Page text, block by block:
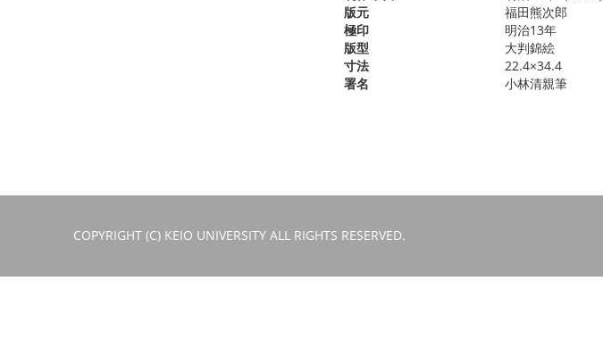
版元
福田熊次郎
極印
明治13年
版型
大判錦絵
寸法
22.4×34.4
署名
小林清親筆
COPYRIGHT (C) KEIO UNIVERSITY ALL RIGHTS RESERVED.